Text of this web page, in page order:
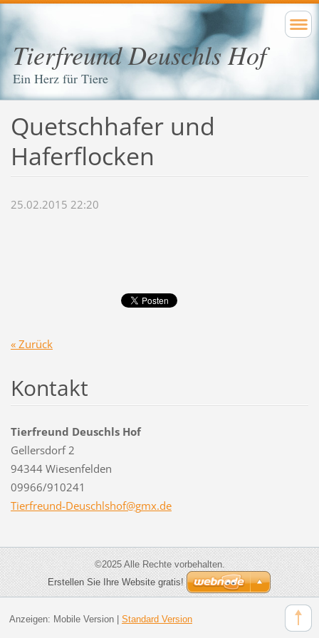
Tierfreund Deuschls Hof
Ein Herz für Tiere
Quetschhafer und
Haferflocken
25.02.2015 22:20
« Zurück
Kontakt
Tierfreund Deuschls Hof
Gellersdorf 2
94344 Wiesenfelden
09966/910241
Tierfreund-Deuschlshof@gmx.de
©2025 Alle Rechte vorbehalten.
Erstellen Sie Ihre Website gratis!
Anzeigen: Mobile Version| Standard Version